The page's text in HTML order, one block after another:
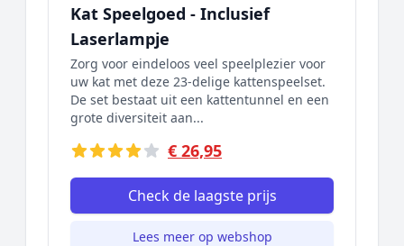
Kat Speelgoed - Inclusief
Laserlampje
Zorg voor eindeloos veel speelplezier voor
uw kat met deze 23-delige kattenspeelset.
De set bestaat uit een kattentunnel en een
grote diversiteit aan...
€ 26,95
Check de laagste prijs
Lees meer op webshop